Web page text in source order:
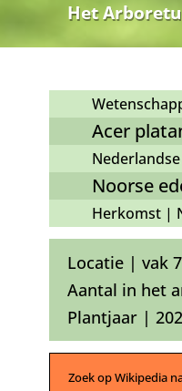
Het
Acer
Noorse
Herkomst |
Locatie | vak
Aantal in het
Plantjaar |
Zoek op Wikipedia